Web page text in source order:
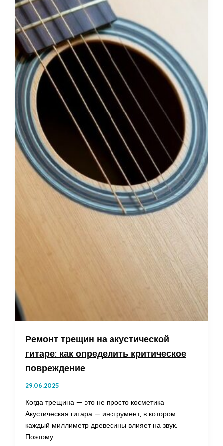
Ремонт трещин на акустической
гитаре: как определить критическое
повреждение
29.06.2025
Когда трещина — это не просто косметика
Акустическая гитара — инструмент, в котором
каждый миллиметр древесины влияет на звук.
Поэтому